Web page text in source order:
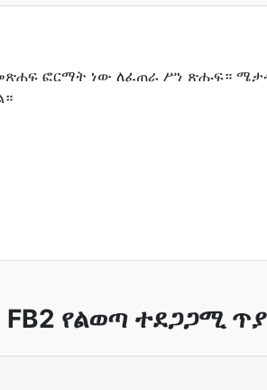
ፎርማት ነው ለፈጠራ ሥነ ጽሑፍ።
FB2 የልወጣ ተደጋጋሚ